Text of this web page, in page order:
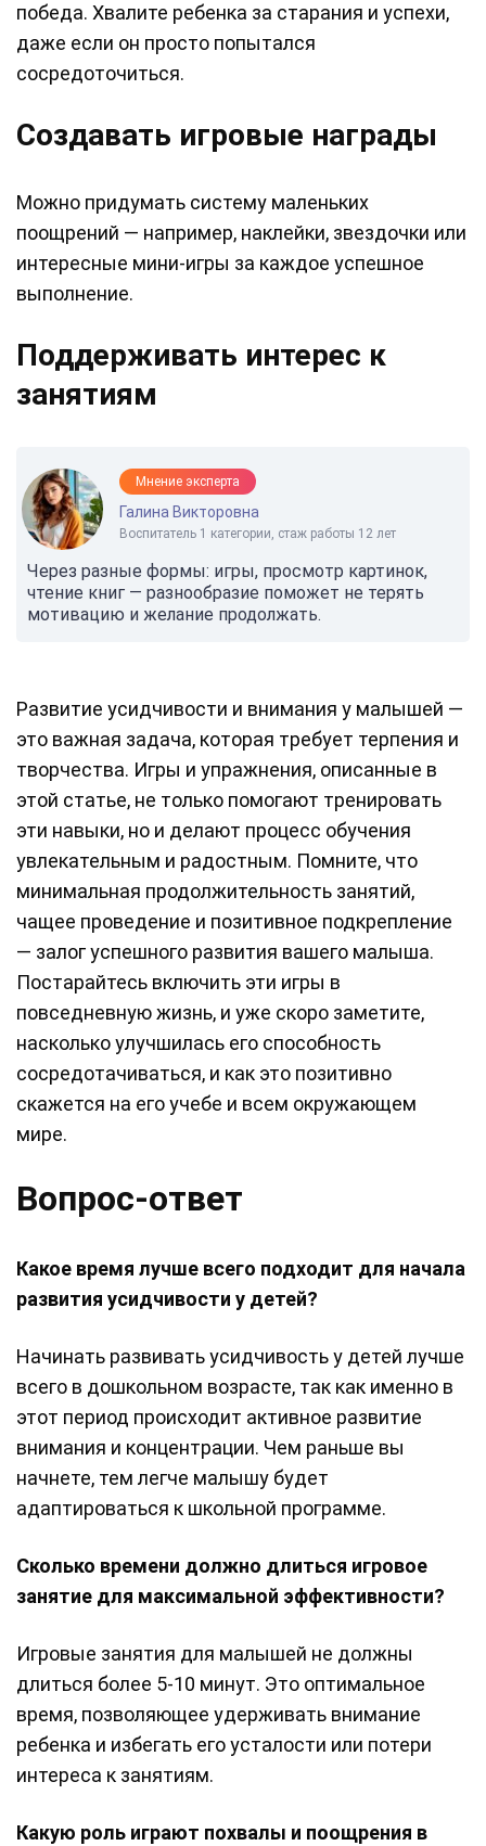
победа. Хвалите ребенка за старания и успехи,
даже если он просто попытался
сосредоточиться.
Создавать игровые награды
Можно придумать систему маленьких
поощрений — например, наклейки, звездочки или
интересные мини-игры за каждое успешное
выполнение.
Поддерживать интерес к
занятиям
Мнение эксперта
Галина Викторовна
Воспитатель 1 категории, стаж работы 12 лет
Через разные формы: игры, просмотр картинок,
чтение книг — разнообразие поможет не терять
мотивацию и желание продолжать.
Развитие усидчивости и внимания у малышей —
это важная задача, которая требует терпения и
творчества. Игры и упражнения, описанные в
этой статье, не только помогают тренировать
эти навыки, но и делают процесс обучения
увлекательным и радостным. Помните, что
минимальная продолжительность занятий,
чащее проведение и позитивное подкрепление
— залог успешного развития вашего малыша.
Постарайтесь включить эти игры в
повседневную жизнь, и уже скоро заметите,
насколько улучшилась его способность
сосредотачиваться, и как это позитивно
скажется на его учебе и всем окружающем
мире.
Вопрос-ответ
Какое время лучше всего подходит для начала
развития усидчивости у детей?
Начинать развивать усидчивость у детей лучше
всего в дошкольном возрасте, так как именно в
этот период происходит активное развитие
внимания и концентрации. Чем раньше вы
начнете, тем легче малышу будет
адаптироваться к школьной программе.
Сколько времени должно длиться игровое
занятие для максимальной эффективности?
Игровые занятия для малышей не должны
длиться более 5-10 минут. Это оптимальное
время, позволяющее удерживать внимание
ребенка и избегать его усталости или потери
интереса к занятиям.
Какую роль играют похвалы и поощрения в